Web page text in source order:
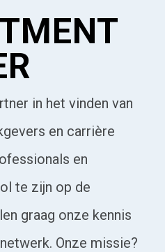
in het vinden van
en carrière
en
te zijn op de
graag onze kennis
Onze missie?